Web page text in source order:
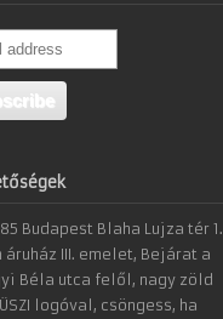
Budapest Blaha Lujza tér 1.
áruház III. emelet, Bejárat a
Béla utca felől, nagy zöld
logóval, csöngess, ha